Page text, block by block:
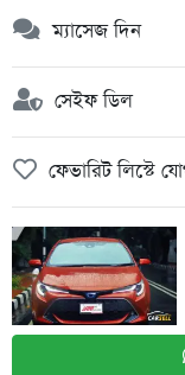
ম্যাসেজ দিন
সেইফ ডিল
ফেভারিট লিস্টে